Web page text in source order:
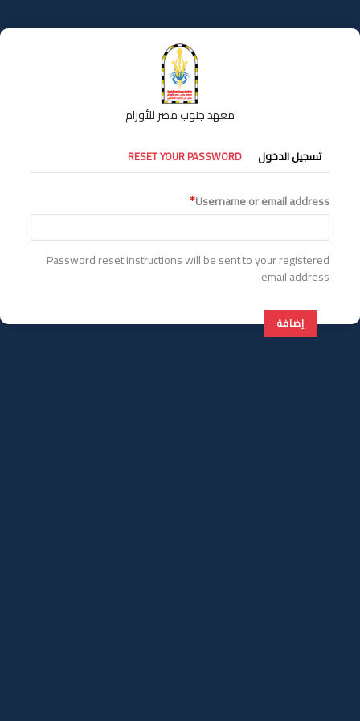
إلى
المحتوى
معهد جنوب مصر للأورام
التبويبات
الأساسية
تسجيل الدخول RESET YOUR PASSWORD
Username or email address
Password reset instructions will be sent to your registered
email address.